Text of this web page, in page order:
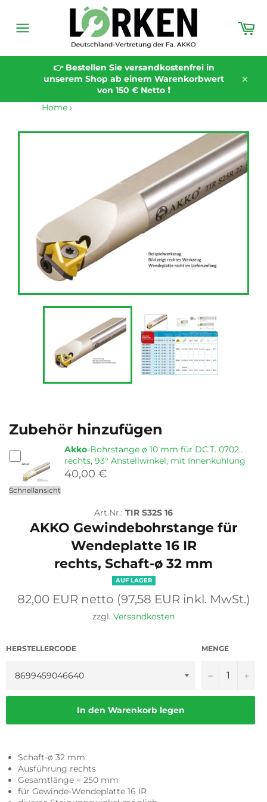
Inhalt
Seitennavigation
👉 Bestellen Sie versandkostenfrei in
unserem Shop ab einem Warenkorbwert
von 150 € Netto ❗️
Home ›
Zubehör hinzufügen
Schnellansicht
Akko-Bohrstange ø 10 mm für DC.T. 0702..
rechts, 93° Anstellwinkel, mit Innenkühlung
40,00 €
Art.Nr.: TIR S32S 16
AKKO Gewindebohrstange für
Wendeplatte 16 IR
rechts, Schaft-ø 32 mm
AUF LAGER
Normaler
Preis
82,00 EUR netto (97,58 EUR inkl. MwSt.)
zzgl. Versandkosten
HERSTELLERCODE MENGE
− +
In den Warenkorb legen
Schaft-ø 32 mm
Ausführung rechts
Gesamtlänge = 250 mm
für Gewinde-Wendeplatte 16 IR